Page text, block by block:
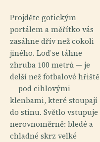
Projděte gotickým
portálem a měřítko vás
zasáhne dřív než cokoli
jiného. Loď se táhne
zhruba 100 metrů — je
delší než fotbalové hřiště
— pod cihlovými
klenbami, které stoupají
do stínu. Světlo vstupuje
nerovnoměrně: bledé a
chladné skrz velké